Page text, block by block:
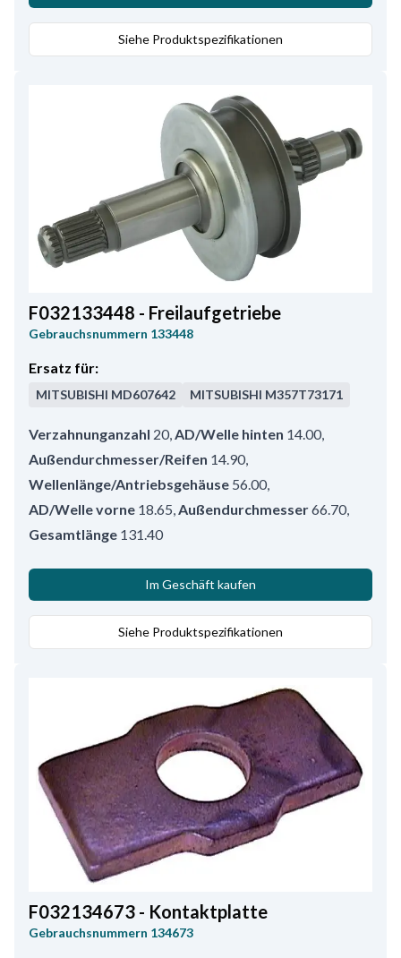
Innendurchmesser/Kommutator9.90,
Abstand/Kommutator 9.00,OD/spline/teeth
53.20 Wellenlänge 152.00,
2.25 ,Volt12,Anzahl der Zähne9
Siehe Produktspezifikationen
F032133448 - Freilaufgetriebe
Gebrauchsnummern 133448
Ersatz für:
MITSUBISHI MD607642 MITSUBISHI M357T73171
Verzahnunganzahl 20, AD/Welle hinten 14.00,
Außendurchmesser/Reifen 14.90,
Wellenlänge/Antriebsgehäuse 56.00,
AD/Welle vorne 18.65 Außendurchmesser66.70,
Gesamtlänge 131.40
Im Geschäft kaufen
Siehe Produktspezifikationen
F032134673 - Kontaktplatte
Gebrauchsnummern 134673